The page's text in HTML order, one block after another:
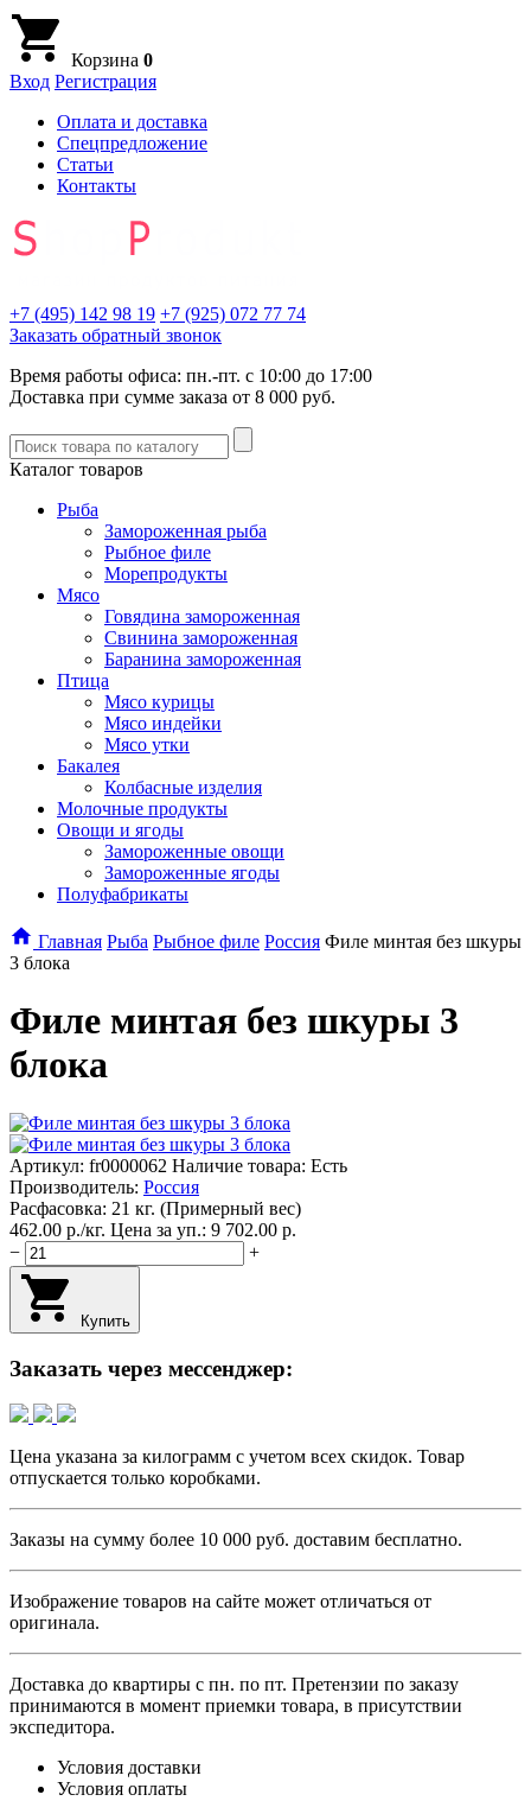
Корзина 0
Вход Регистрация
Оплата и доставка
Спецпредложение
Статьи
Контакты
+7 (495) 142 98 19 +7 (925) 072 77 74
Заказать обратный звонок
Время работы офиса: пн.-пт. с 10:00 до 17:00
Доставка при сумме заказа от 8 000 руб.
Каталог товаров
Рыба
Замороженная рыба
Рыбное филе
Морепродукты
Мясо
Говядина замороженная
Свинина замороженная
Баранина замороженная
Птица
Мясо курицы
Мясо индейки
Мясо утки
Бакалея
Колбасные изделия
Молочные продукты
Овощи и ягоды
Замороженные овощи
Замороженные ягоды
Полуфабрикаты
Главная Рыба Рыбное филе Россия Филе минтая без шкуры
3 блока
Филе минтая без шкуры 3
блока
Артикул: fr0000062 Наличие товара: Есть
Производитель: Россия
Расфасовка: 21 кг. (Примерный вес)
462.00 p./кг. Цена за уп.: 9 702.00 p.
−
+
Купить
Заказать через мессенджер:
Цена указана за килограмм с учетом всех скидок. Товар
отпускается только коробками.
Заказы на сумму более 10 000 руб. доставим бесплатно.
Изображение товаров на сайте может отличаться от
оригинала.
Доставка до квартиры с пн. по пт. Претензии по заказу
принимаются в момент приемки товара, в присутствии
экспедитора.
Условия доставки
Условия оплаты